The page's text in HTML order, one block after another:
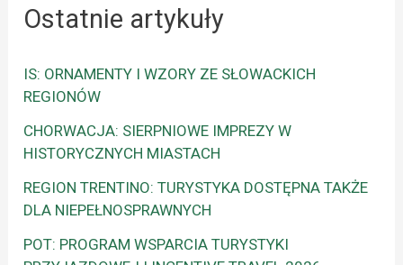
Ostatnie artykuły
IS: ORNAMENTY I WZORY ZE SŁOWACKICH
REGIONÓW
CHORWACJA: SIERPNIOWE IMPREZY W
HISTORYCZNYCH MIASTACH
REGION TRENTINO: TURYSTYKA DOSTĘPNA TAKŻE
DLA NIEPEŁNOSPRAWNYCH
POT: PROGRAM WSPARCIA TURYSTYKI